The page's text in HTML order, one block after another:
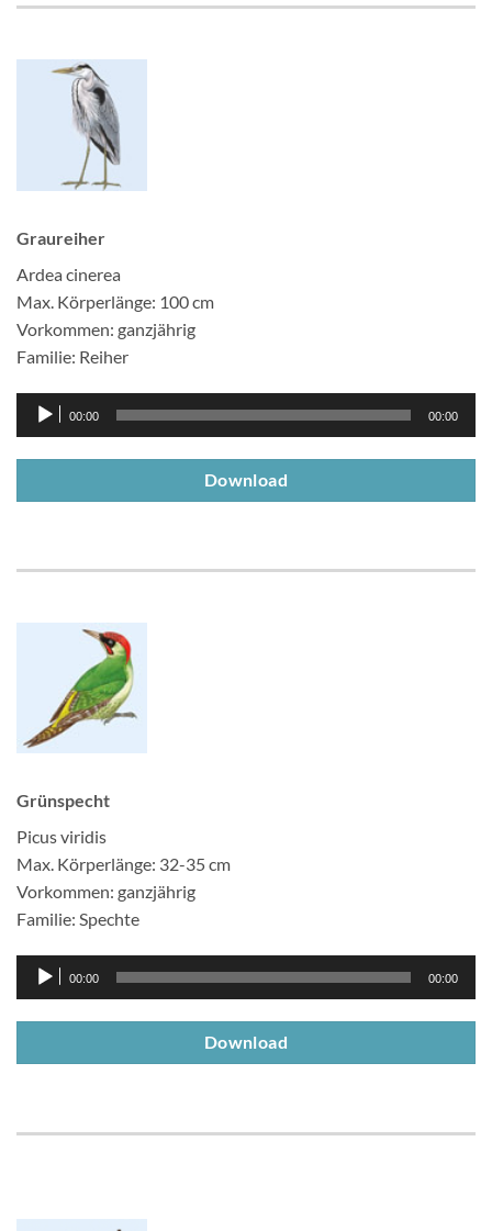
Graureiher
Ardea cinerea
Max. Körperlänge: 100 cm
Vorkommen: ganzjährig
Familie: Reiher
Audio-
Player
00:00 00:00
Download
Grünspecht
Picus viridis
Max. Körperlänge: 32-35 cm
Vorkommen: ganzjährig
Familie: Spechte
Audio-
Player
00:00 00:00
Download